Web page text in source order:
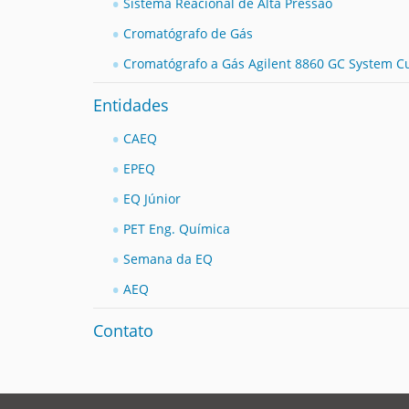
Cromatógrafo de Gás
Cromatógrafo a Gás Agilent 8860 GC System
Entidades
CAEQ
EPEQ
EQ Júnior
PET Eng. Química
Semana da EQ
AEQ
Contato